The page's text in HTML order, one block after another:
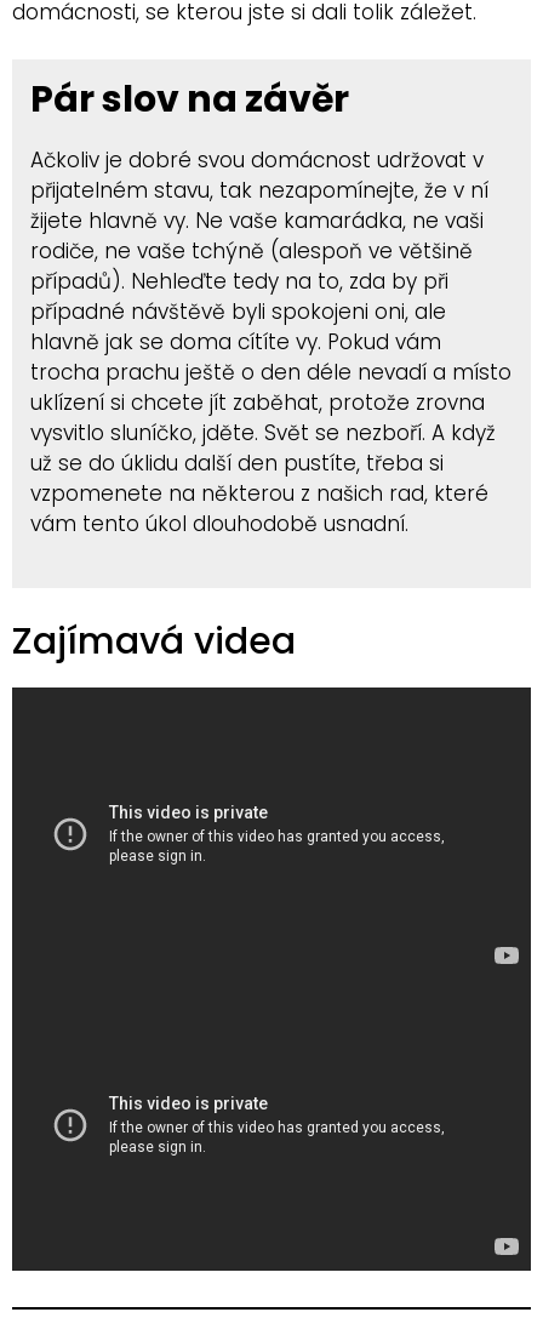
domácnosti, se kterou jste si dali tolik záležet.
Pár slov na závěr
Ačkoliv je dobré svou domácnost udržovat v
přijatelném stavu, tak nezapomínejte, že v ní
žijete hlavně vy. Ne vaše kamarádka, ne vaši
rodiče, ne vaše tchýně (alespoň ve většině
případů). Nehleďte tedy na to, zda by při
případné návštěvě byli spokojeni oni, ale
hlavně jak se doma cítíte vy. Pokud vám
trocha prachu ještě o den déle nevadí a místo
uklízení si chcete jít zaběhat, protože zrovna
vysvitlo sluníčko, jděte. Svět se nezboří. A když
už se do úklidu další den pustíte, třeba si
vzpomenete na některou z našich rad, které
vám tento úkol dlouhodobě usnadní.
Zajímavá videa